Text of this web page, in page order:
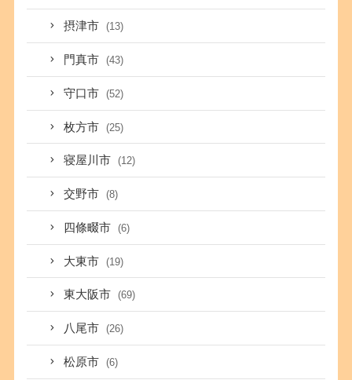
摂津市 (13)
門真市 (43)
守口市 (52)
枚方市 (25)
寝屋川市 (12)
交野市 (8)
四條畷市 (6)
大東市 (19)
東大阪市 (69)
八尾市 (26)
松原市 (6)